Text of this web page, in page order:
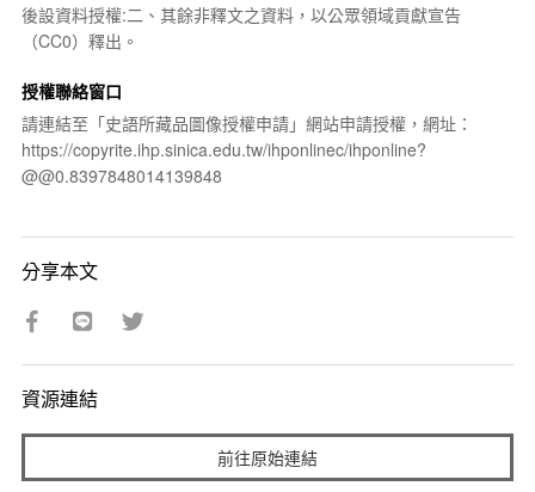
後設資料授權:二、其餘非釋文之資料，以公眾領域貢獻宣告
（CC0）釋出。
授權聯絡窗口
請連結至「史語所藏品圖像授權申請」網站申請授權，網址：
https://copyrite.ihp.sinica.edu.tw/ihponlinec/ihponline?
@@0.8397848014139848
分享本文
資源連結
前往原始連結